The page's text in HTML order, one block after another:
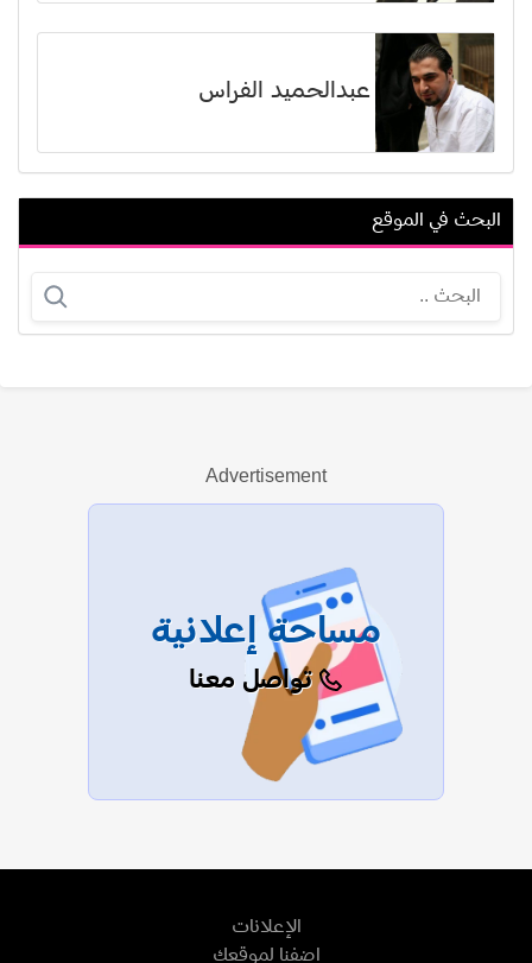
عبدالحميد الفراس
رضا الباهي
عرض الكل
البحث في الموقع
Advertisement
مساحة إعلانية
تواصل معنا
الإعلانات
اضفنا لموقعك